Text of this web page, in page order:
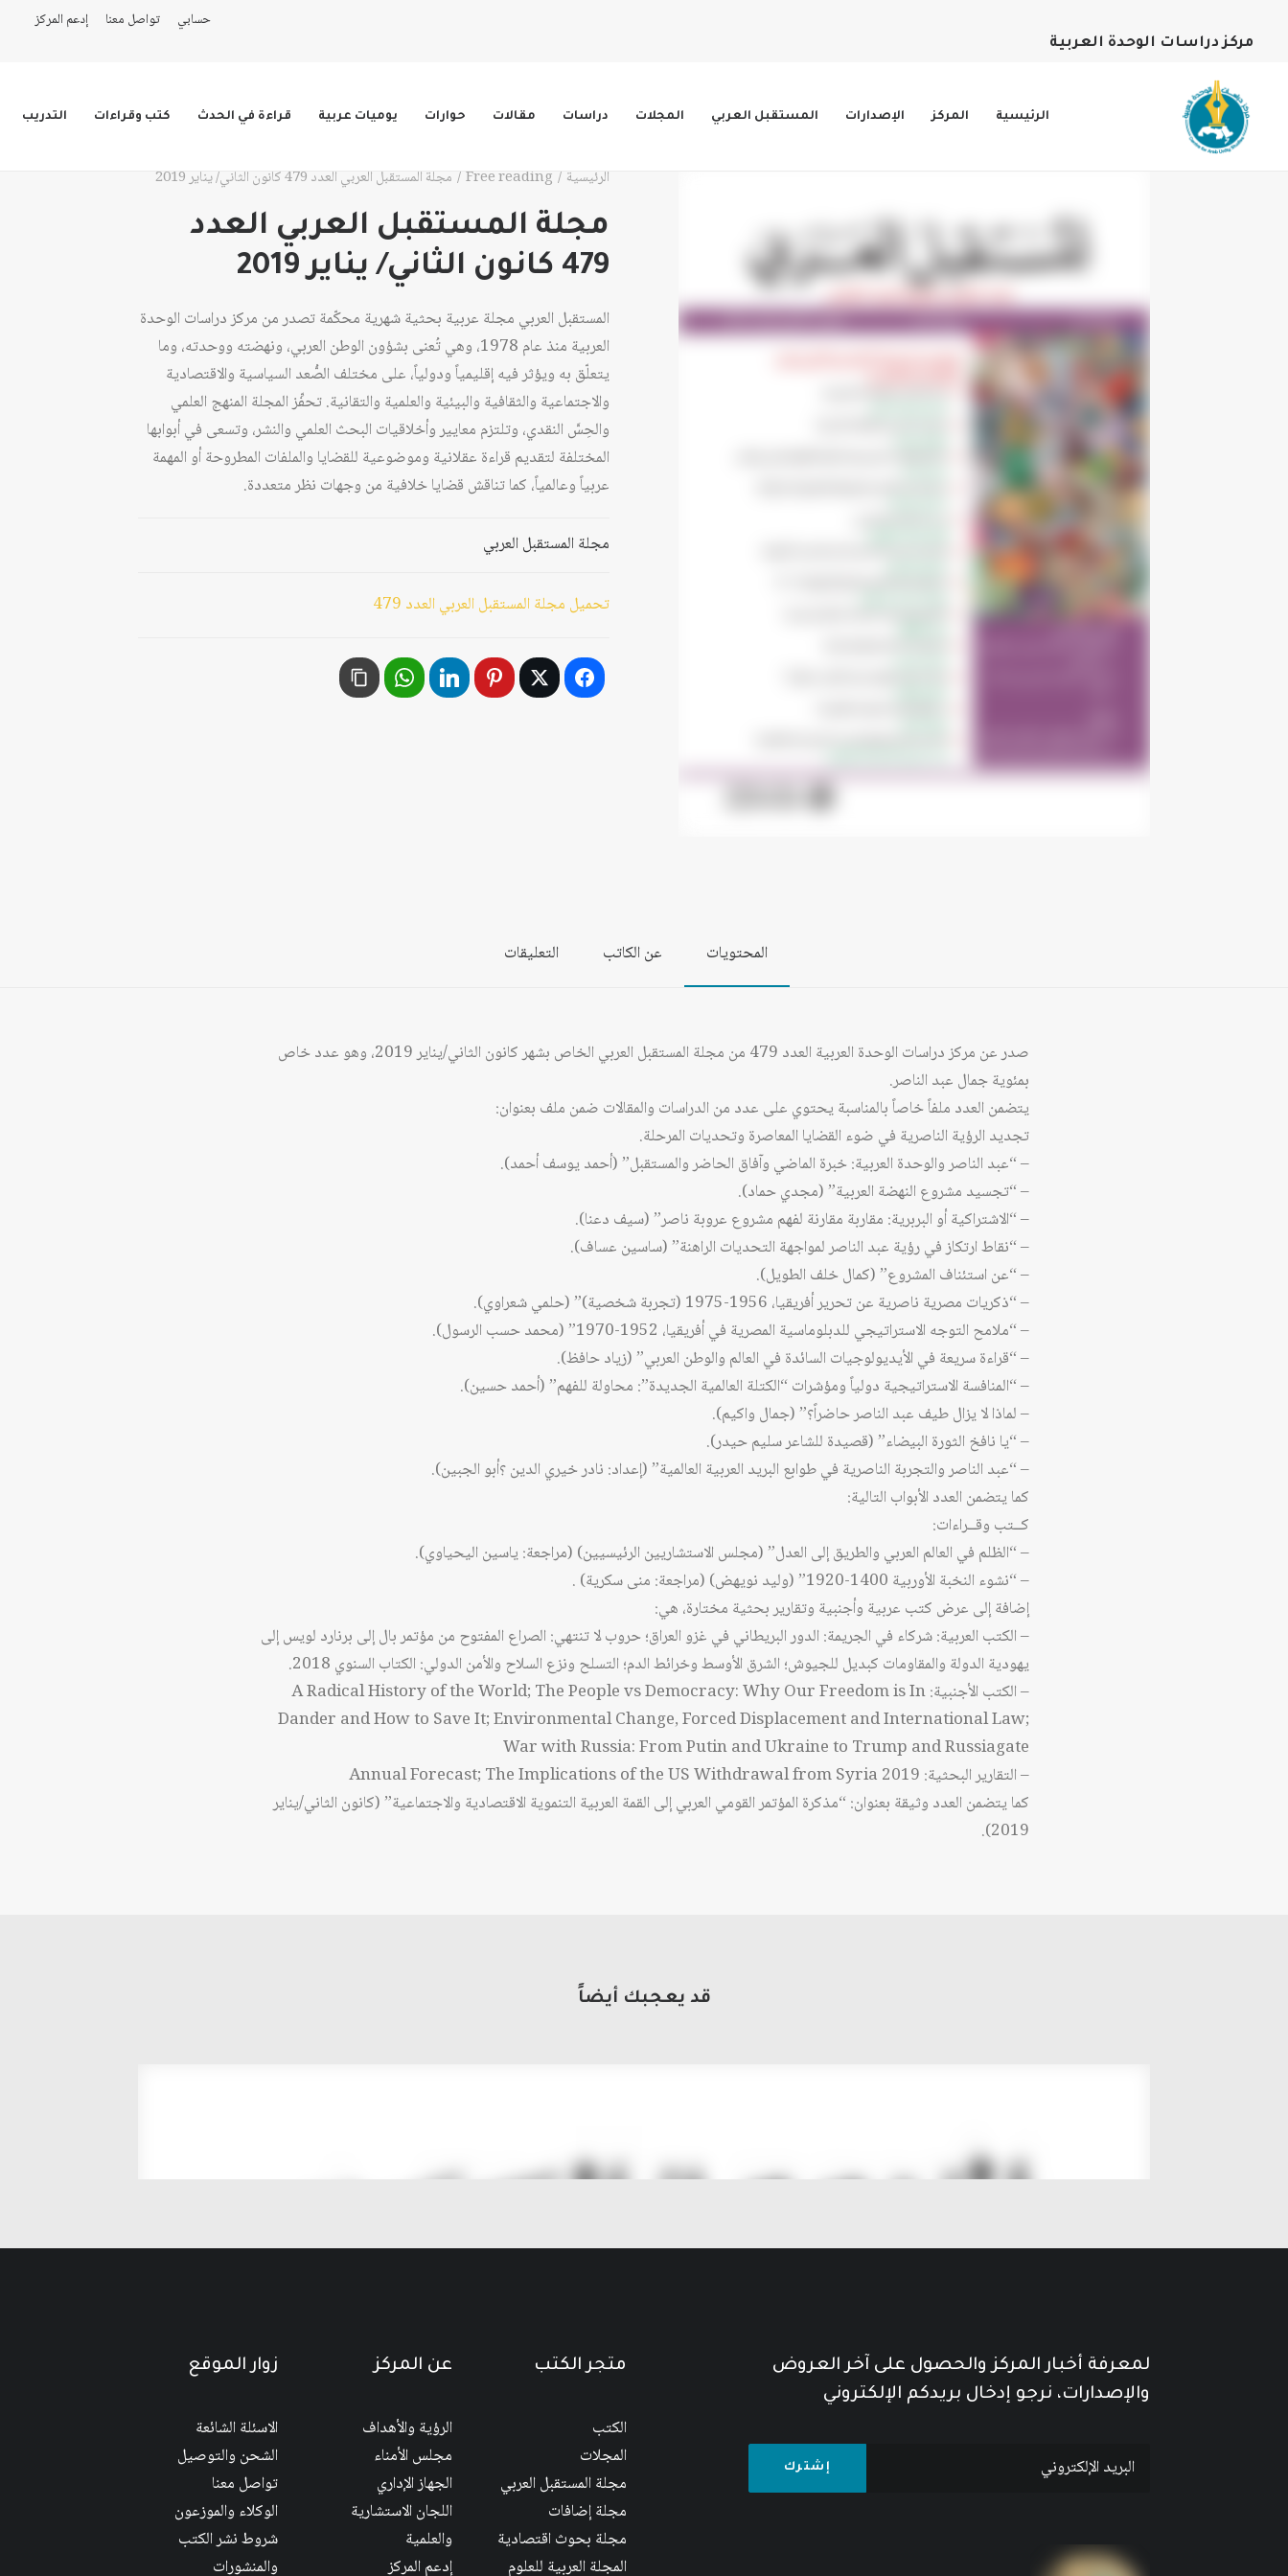
مركز دراسات الوحدة العربية
حسابي تواصل معنا إدعم المركز
الرئيسية المركز الإصدارات المستقبل العربي المجلات دراسات مقالات حوارات يوميات عربية قراءة في الحدث كتب وقراءات التدريب
الرئيسية Free reading مجلة المستقبل العربي العدد 479 كانون الثاني/ يناير 2019
مجلة المستقبل العربي العدد
479 كانون الثاني/ يناير 2019
المستقبل العربي مجلة عربية بحثية شهرية محكّمة تصدر من مركز دراسات الوحدة
العربية منذ عام 1978، وهي تُعنى بشؤون الوطن العربي، ونهضته ووحدته، وما
يتعلّق به ويؤثر فيه إقليمياً ودولياً، على مختلف الصُّعد السياسية والاقتصادية
والاجتماعية والثقافية والبيئية والعلمية والتقانية. تحفِّز المجلة المنهج العلمي
والحِسَّ النقدي، وتلتزم معايير وأخلاقيات البحث العلمي والنشر، وتسعى في أبوابها
المختلفة لتقديم قراءة عقلانية وموضوعية للقضايا والملفات المطروحة أو المهمة
عربياً وعالمياً، كما تناقش قضايا خلافية من وجهات نظر متعددة.
مجلة المستقبل العربي
تحميل مجلة المستقبل العربي العدد 479
المحتويات عن الكاتب التعليقات
صدر عن مركز دراسات الوحدة العربية العدد 479 من مجلة المستقبل العربي الخاص بشهر كانون الثاني/يناير 2019، وهو عدد خاص
بمئوية جمال عبد الناصر.
يتضمن العدد ملفاً خاصاً بالمناسبة يحتوي على عدد من الدراسات والمقالات ضمن ملف بعنوان:
تجديد الرؤية الناصرية في ضوء القضايا المعاصرة وتحديات المرحلة.
– “عبد الناصر والوحدة العربية: خبرة الماضي وآفاق الحاضر والمستقبل” (أحمد يوسف أحمد).
– “تجسيد مشروع النهضة العربية” (مجدي حماد).
– “الاشتراكية أو البربرية: مقاربة مقارنة لفهم مشروع عروبة ناصر” (سيف دعنا).
– “نقاط ارتكاز في رؤية عبد الناصر لمواجهة التحديات الراهنة” (ساسين عساف).
– “عن استئناف المشروع” (كمال خلف الطويل).
– “ذكريات مصرية ناصرية عن تحرير أفريقيا، 1956-1975 (تجربة شخصية)” (حلمي شعراوي).
– “ملامح التوجه الاستراتيجي للدبلوماسية المصرية في أفريقيا، 1952-1970” (محمد حسب الرسول).
– “قراءة سريعة في الأيديولوجيات السائدة في العالم والوطن العربي” (زياد حافظ).
– “المنافسة الاستراتيجية دولياً ومؤشرات “الكتلة العالمية الجديدة”: محاولة للفهم” (أحمد حسين).
– لماذا لا يزال طيف عبد الناصر حاضراً؟” (جمال واكيم).
– “يا نافخ الثورة البيضاء” (قصيدة للشاعر سليم حيدر).
– “عبد الناصر والتجربة الناصرية في طوابع البريد العربية العالمية” (إعداد: نادر خيري الدين ؟أبو الجبين).
كما يتضمن العدد الأبواب التالية:
كــتب وقــراءات:
– “الظلم في العالم العربي والطريق إلى العدل” (مجلس الاستشاريين الرئيسيين) (مراجعة: ياسين اليحياوي).
– “نشوء النخبة الأوربية 1400-1920” (وليد نويهض) (مراجعة: منى سكرية) .
إضافة إلى عرض كتب عربية وأجنبية وتقارير بحثية مختارة، هي:
– الكتب العربية: شركاء في الجريمة: الدور البريطاني في غزو العراق؛ حروب لا تنتهي: الصراع المفتوح من مؤتمر بال إلى برنارد لويس إلى
يهودية الدولة والمقاومات كبديل للجيوش؛ الشرق الأوسط وخرائط الدم؛ التسلح ونزع السلاح والأمن الدولي: الكتاب السنوي 2018.
– الكتب الأجنبية: A Radical History of the World; The People vs Democracy: Why Our Freedom is In
Dander and How to Save It; Environmental Change, Forced Displacement and International Law;
War with Russia: From Putin and Ukraine to Trump and Russiagate
– التقارير البحثية: 2019 Annual Forecast; The Implications of the US Withdrawal from Syria
كما يتضمن العدد وثيقة بعنوان: “مذكرة المؤتمر القومي العربي إلى القمة العربية التنموية الاقتصادية والاجتماعية” (كانون الثاني/يناير
2019).
قد يعجبك أيضاً
لمعرفة أخبار المركز والحصول على آخر العروض
والإصدارات، نرجو إدخال بريدكم الإلكتروني
متجر الكتب
الكتب
المجلات
مجلة المستقبل العربي
مجلة إضافات
مجلة بحوث اقتصادية
المجلة العربية للعلوم
عن المركز
الرؤية والأهداف
مجلس الأمناء
الجهاز الإداري
اللجان الاستشارية
والعلمية
إدعم المركز
زوار الموقع
الاسئلة الشائعة
الشحن والتوصيل
تواصل معنا
الوكلاء والموزعون
شروط نشر الكتب
والمنشورات